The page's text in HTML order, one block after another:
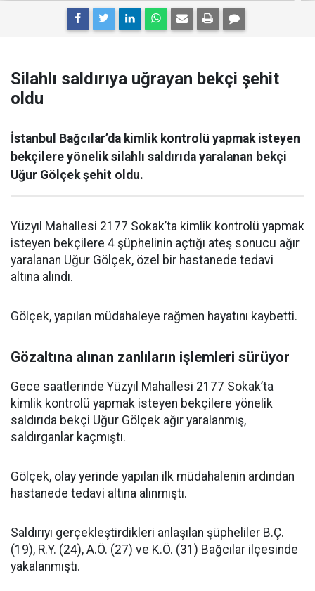
Silahlı saldırıya uğrayan bekçi şehit
oldu
İstanbul Bağcılar’da kimlik kontrolü yapmak isteyen
bekçilere yönelik silahlı saldırıda yaralanan bekçi
Uğur Gölçek şehit oldu.
Yüzyıl Mahallesi 2177 Sokak’ta kimlik kontrolü yapmak
isteyen bekçilere 4 şüphelinin açtığı ateş sonucu ağır
yaralanan Uğur Gölçek, özel bir hastanede tedavi
altına alındı.
Gölçek, yapılan müdahaleye rağmen hayatını kaybetti.
Gözaltına alınan zanlıların işlemleri sürüyor
Gece saatlerinde Yüzyıl Mahallesi 2177 Sokak’ta
kimlik kontrolü yapmak isteyen bekçilere yönelik
saldırıda bekçi Uğur Gölçek ağır yaralanmış,
saldırganlar kaçmıştı.
Gölçek, olay yerinde yapılan ilk müdahalenin ardından
hastanede tedavi altına alınmıştı.
Saldırıyı gerçekleştirdikleri anlaşılan şüpheliler B.Ç.
(19), R.Y. (24), A.Ö. (27) ve K.Ö. (31) Bağcılar ilçesinde
yakalanmıştı.